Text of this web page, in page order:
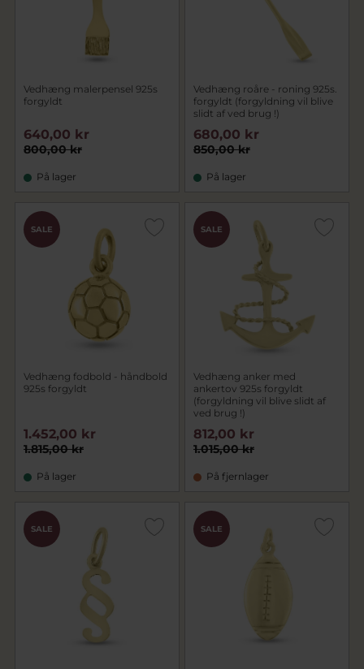
Vedhæng malerpensel 925s
forgyldt
800,00 kr
640,00 kr
På lager
Vedhæng roåre - roning 925s.
forgyldt (forgyldning vil blive
slidt af ved brug !)
850,00 kr
680,00 kr
På lager
SALE
Vedhæng fodbold - håndbold
925s forgyldt
1.815,00 kr
1.452,00 kr
På lager
SALE
Vedhæng anker med
ankertov 925s forgyldt
(forgyldning vil blive slidt af
ved brug !)
1.015,00 kr
812,00 kr
På fjernlager
SALE SALE